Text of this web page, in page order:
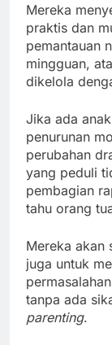
Mereka
praktis dan
pemantauan
mingguan,
dikelola
Jika ada
penurunan
perubahan
yang peduli
pembagian
tahu orang
Mereka akan
juga untuk
tanpa ada
parenting.